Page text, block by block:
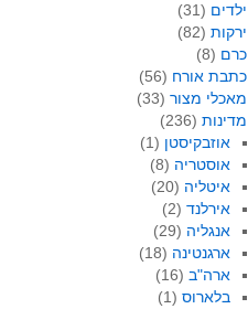
ילדים (31)
ירקות(82)
כרם (8)
כתבת אורח (56)
מאכלי מצור(33)
מדינות(236)
אוזבקיסטן (1)
אוסטריה (8)
איטליה (20)
אירלנד (2)
אנגליה (29)
ארגנטינה (18)
ארה"ב (16)
בלארוס (1)